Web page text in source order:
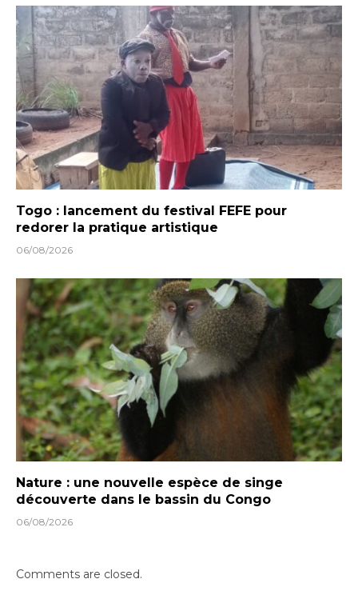
Togo : lancement du festival FEFE pour
redorer la pratique artistique
06/08/2026
Nature : une nouvelle espèce de singe
découverte dans le bassin du Congo
06/08/2026
Comments are closed.